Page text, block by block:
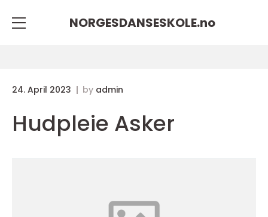
NORGESDANSESKOLE.no
24. April 2023 by admin
Hudpleie Asker